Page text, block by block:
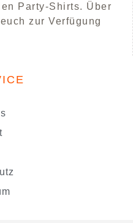
Party-Shirts. Über
zur Verfügung